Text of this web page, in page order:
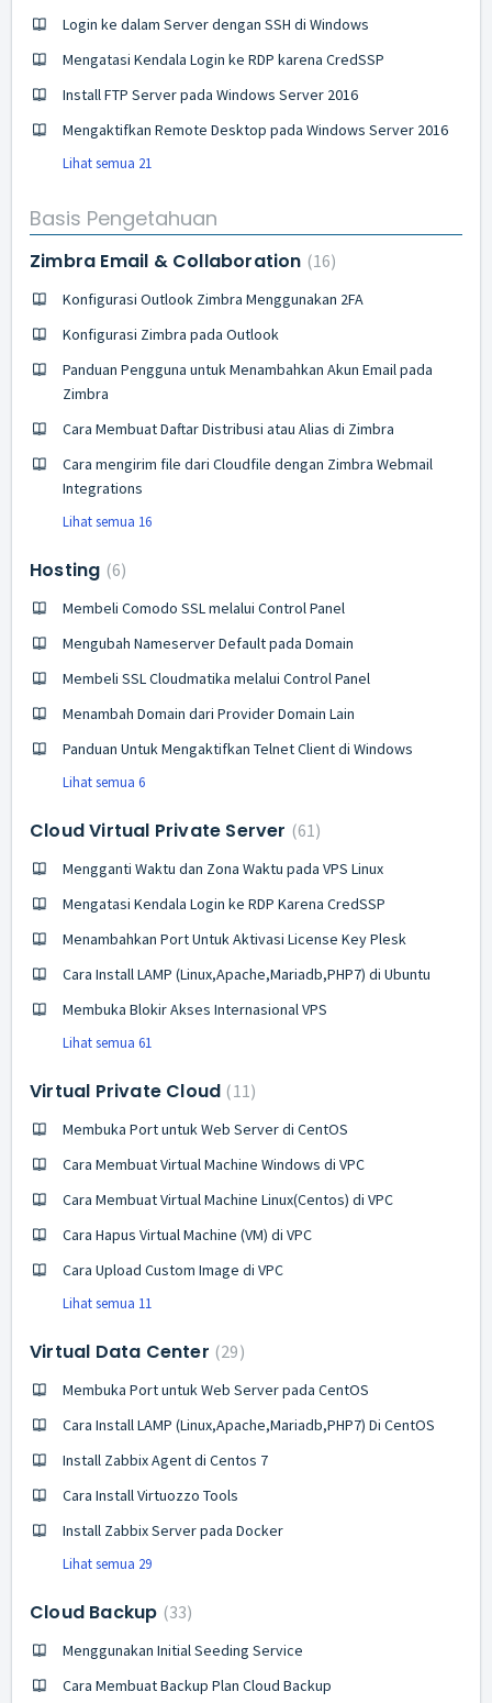
Login ke dalam Server dengan SSH di Windows
Mengatasi Kendala Login ke RDP karena CredSSP
Install FTP Server pada Windows Server 2016
Mengaktifkan Remote Desktop pada Windows Server 2016
Lihat semua 21
Basis Pengetahuan
Zimbra Email & Collaboration 16
Konfigurasi Outlook Zimbra Menggunakan 2FA
Konfigurasi Zimbra pada Outlook
Panduan Pengguna untuk Menambahkan Akun Email pada
Zimbra
Cara Membuat Daftar Distribusi atau Alias di Zimbra
Cara mengirim file dari Cloudfile dengan Zimbra Webmail
Integrations
Lihat semua 16
Hosting 6
Membeli Comodo SSL melalui Control Panel
Mengubah Nameserver Default pada Domain
Membeli SSL Cloudmatika melalui Control Panel
Menambah Domain dari Provider Domain Lain
Panduan Untuk Mengaktifkan Telnet Client di Windows
Lihat semua 6
Cloud Virtual Private Server 61
Mengganti Waktu dan Zona Waktu pada VPS Linux
Mengatasi Kendala Login ke RDP Karena CredSSP
Menambahkan Port Untuk Aktivasi License Key Plesk
Cara Install LAMP (Linux,Apache,Mariadb,PHP7) di Ubuntu
Membuka Blokir Akses Internasional VPS
Lihat semua 61
Virtual Private Cloud 11
Membuka Port untuk Web Server di CentOS
Cara Membuat Virtual Machine Windows di VPC
Cara Membuat Virtual Machine Linux(Centos) di VPC
Cara Hapus Virtual Machine (VM) di VPC
Cara Upload Custom Image di VPC
Lihat semua 11
Virtual Data Center 29
Membuka Port untuk Web Server pada CentOS
Cara Install LAMP (Linux,Apache,Mariadb,PHP7) Di CentOS
Install Zabbix Agent di Centos 7
Cara Install Virtuozzo Tools
Install Zabbix Server pada Docker
Lihat semua 29
Cloud Backup 33
Menggunakan Initial Seeding Service
Cara Membuat Backup Plan Cloud Backup